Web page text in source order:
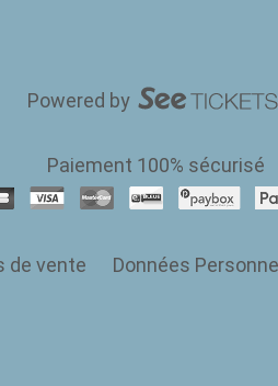
Powered by
Paiement 100% sécurisé
de vente Données